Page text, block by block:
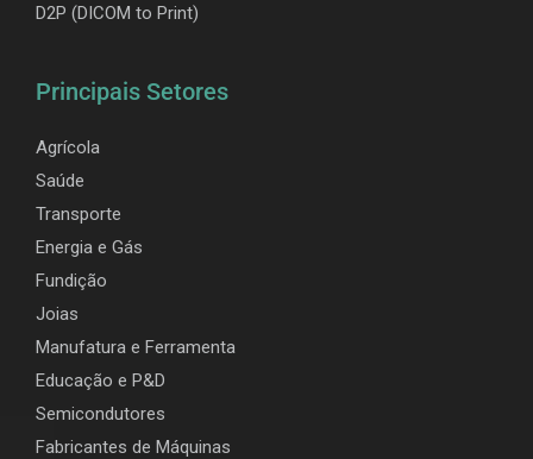
D2P (DICOM to Print)
Principais Setores
Agrícola
Saúde
Transporte
Energia e Gás
Fundição
Joias
Manufatura e Ferramenta
Educação e P&D
Semicondutores
Fabricantes de Máquinas